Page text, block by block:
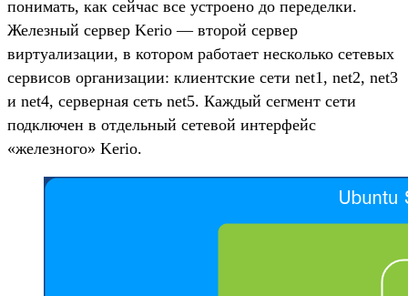
понимать, как сейчас все устроено до переделки.
Железный сервер Kerio — второй сервер
виртуализации, в котором работает несколько сетевых
сервисов организации: клиентские сети net1, net2, net3
и net4, серверная сеть net5. Каждый сегмент сети
подключен в отдельный сетевой интерфейс
«железного» Kerio.